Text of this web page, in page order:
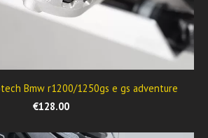
Bmw r1200/1250gs e gs adventure
€128.00